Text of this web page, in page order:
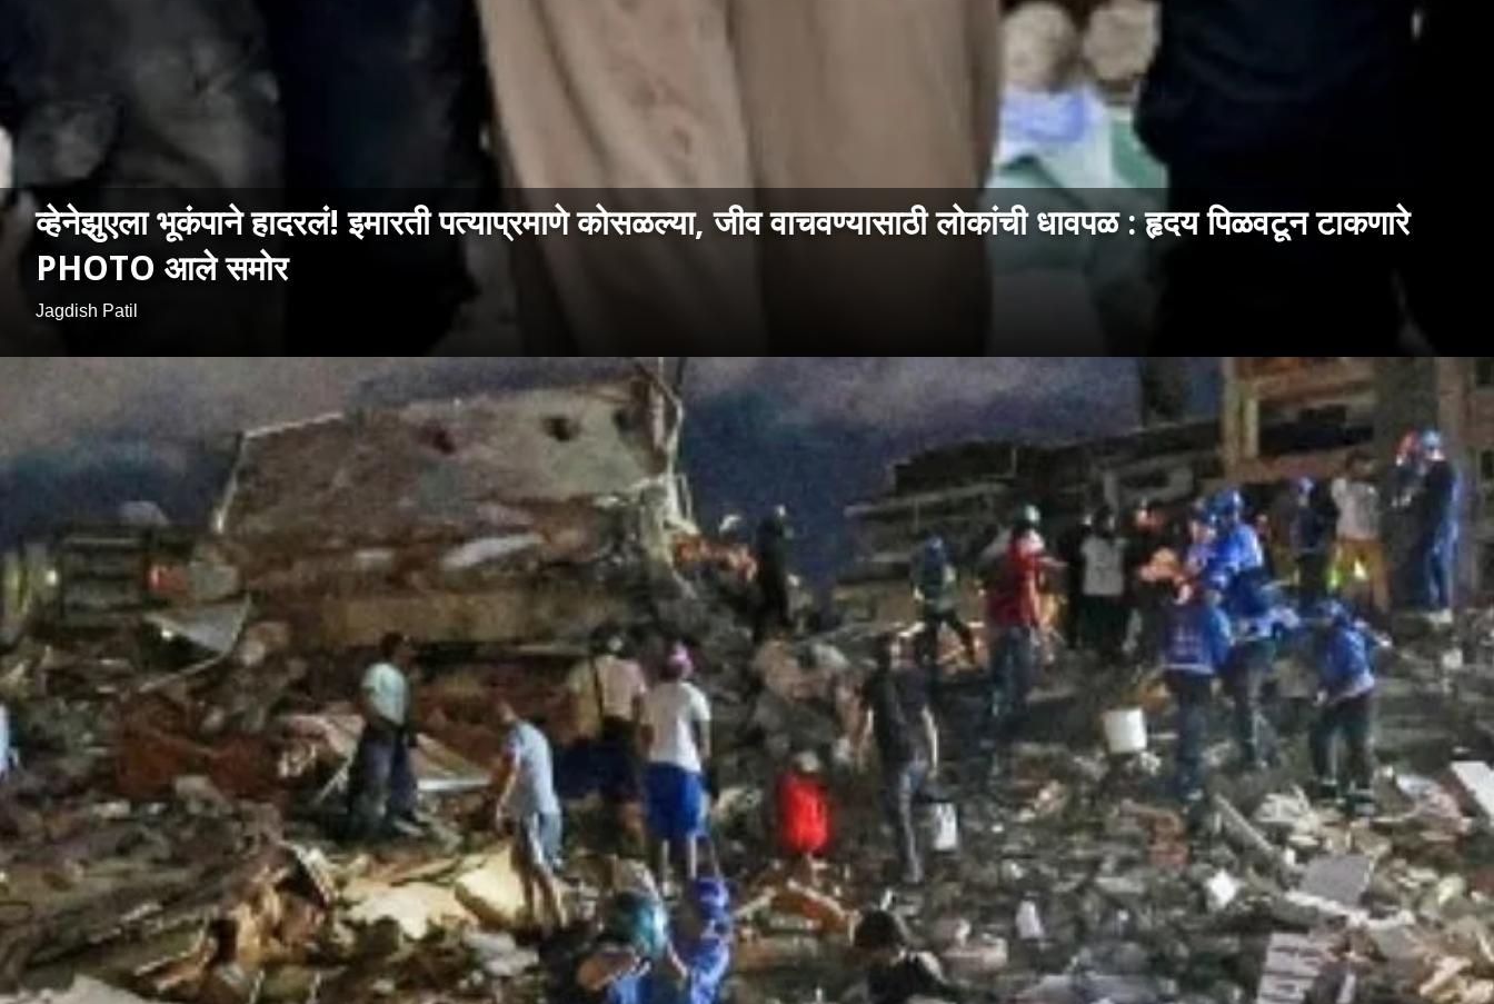
व्हेनेझुएला भूकंपाने हादरलं! इमारती पत्याप्रमाणे कोसळल्या, जीव वाचवण्यासाठी लोकांची धावपळ : हृदय पिळवटून टाकणारे
PHOTO आले समोर
Jagdish Patil